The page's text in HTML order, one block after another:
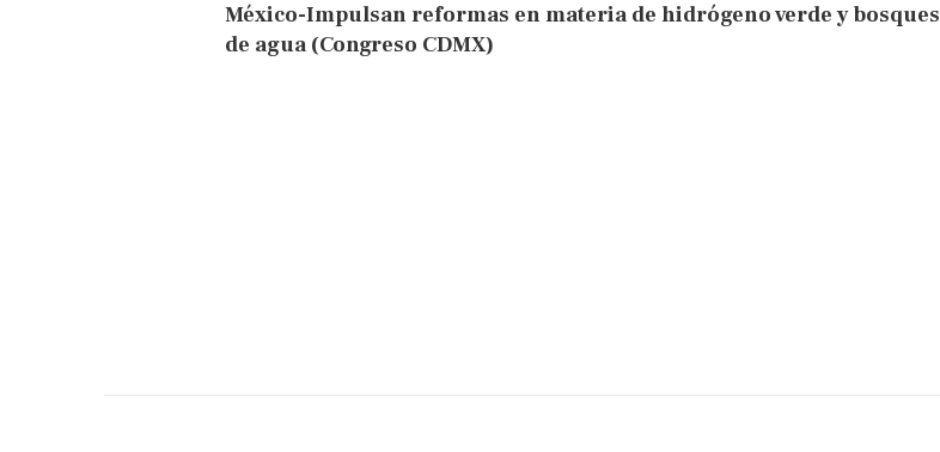
México-Impulsan reformas en materia de hidrógeno verde y bosques
de agua (Congreso CDMX)